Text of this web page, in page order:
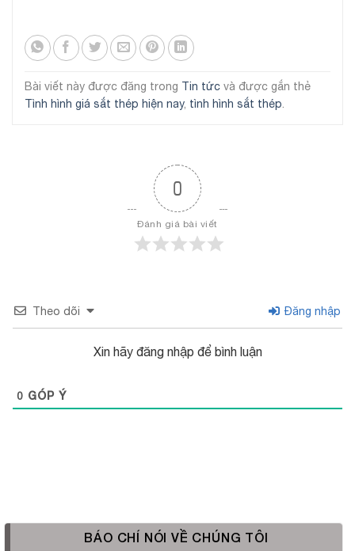
Bài viết này được đăng trong Tin tức và được gắn thẻ
Tình hình giá sắt thép hiện nay, tình hình sắt thép
0
Đánh giá bài viết
Theo dõi Đăng nhập
Xin hãy đăng nhập để bình luận
0 GÓP Ý
BÁO CHÍ NÓI VỀ CHÚNG TÔI